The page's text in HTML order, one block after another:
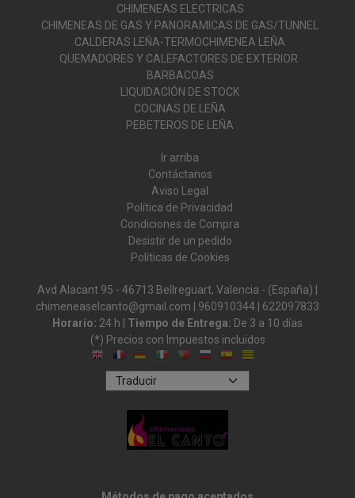
CHIMENEAS ELECTRICAS
CHIMENEAS DE GAS Y PANORAMICAS DE GAS/TUNNEL
CALDERAS LEÑA-TERMOCHIMENEA LEÑA
QUEMADORES Y CALEFACTORES DE EXTERIOR.
BARBACOAS
LIQUIDACIÓN DE STOCK
COCINAS DE LEÑA
PEBETEROS DE LEÑA
Ir arriba
Contáctanos
Aviso Legal
Política de Privacidad
Condiciones de Compra
Desistir de un pedido
Políticas de Cookies
Avd Alacant 95 - 46713 Bellreguart, Valencia - (España) |
chimeneaselcanto@gmail.com | 960910344
622097833
Horario: 24 h | Tiempo de Entrega: De 3 a 10 días
(*) Precios con Impuestos incluidos